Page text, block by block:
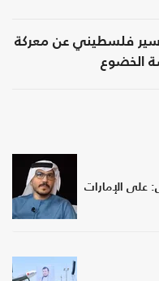
فلسطيني عن معركة
الخضوع
على الإمارات